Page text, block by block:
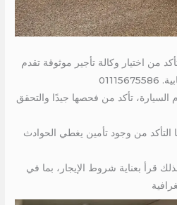
تأكد من اختيار وكالة تأجير موثوقة تقدم
تأكد من فحصها جيدًا والتحقق
التأكد من وجود تأمين يغطي الحوادث
قرأ بعناية شروط الإيجار، بما في